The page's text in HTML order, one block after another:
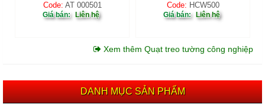
Code: AT 000501
Giá bán: Liên hệ
Code: HCW500
Giá bán: Liên hệ
Xem thêm Quạt treo tường công nghiệp
DANH MỤC SẢN PHẨM